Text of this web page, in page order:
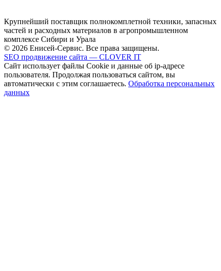
Крупнейший поставщик полнокомплетной техники, запасных
частей и расходных материалов в агропромышленном
комплексе Сибири и Урала
© 2026 Енисей-Сервис. Все права защищены.
SEO продвижение сайта — CLOVER IT
Сайт использует файлы Cookie и данные об ip-адресе
пользователя. Продолжая пользоваться сайтом, вы
автоматически с этим соглашаетесь. Обработка персональных
данных